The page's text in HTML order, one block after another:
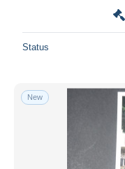
Status
New